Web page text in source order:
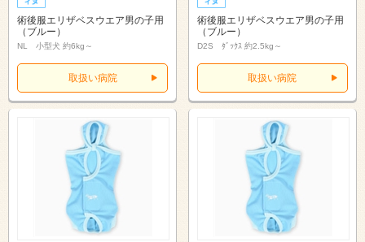
術後服エリザベスウエア男の子用
（ブルー）
NL 小型犬 約6kg～
取扱い病院
術後服エリザベスウエア男の子用
（ブルー）
D2S ﾀﾞｯｸｽ 約2.5kg～
取扱い病院